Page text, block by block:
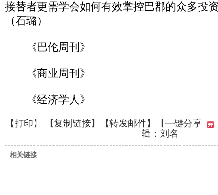
接替者更需学会如何有效掌控巴郡的众多投
（石璐）
《巴伦周刊》
《商业周刊》
《经济学人》
【打印】 【复制链接】【转发邮件】
【一键分享
辑：刘名
相关链接